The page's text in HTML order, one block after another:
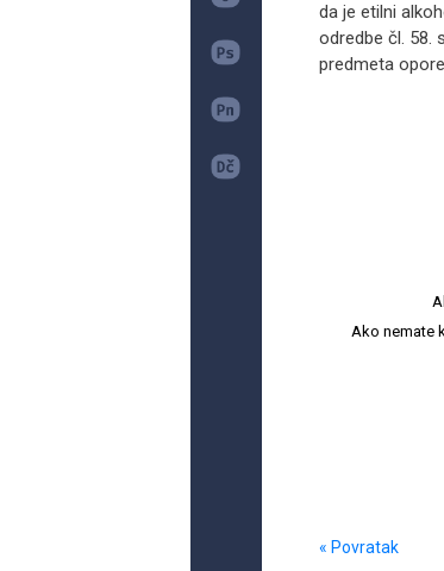
da je etilni
odredbe čl. 58.
predmeta
Ako nemate
« Povratak